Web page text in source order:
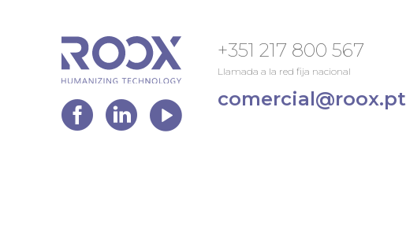
+351 217 800 567
Llamada a la red fija nacional
comercial@roox.pt